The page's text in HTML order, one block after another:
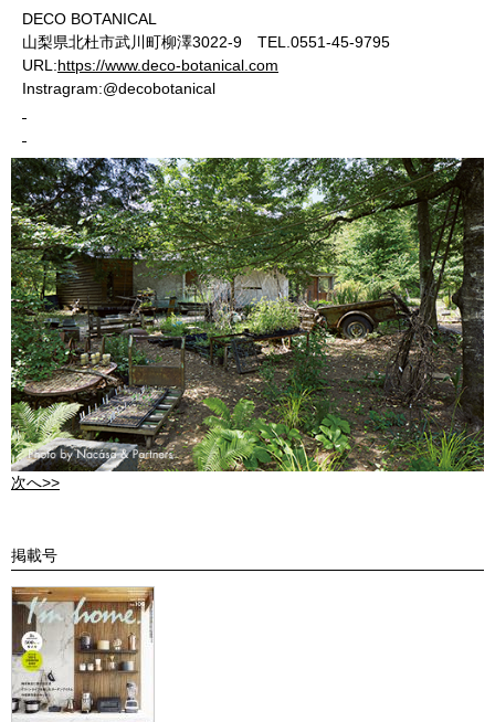
DECO BOTANICAL
山梨県北杜市武川町柳澤3022-9 TEL.0551-45-9795
URL:https://www.deco-botanical.com
Instragram:@decobotanical
次へ>>
掲載号